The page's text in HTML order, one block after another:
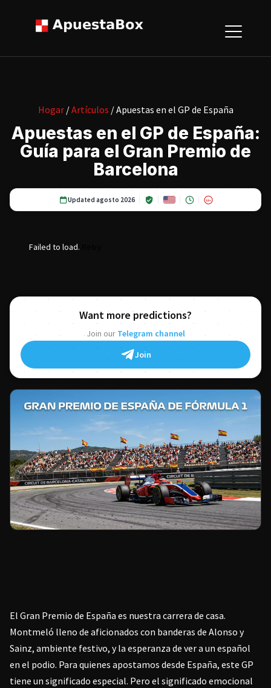
Hogar/Artículos / Apuestas en el GP de España
Apuestas en el GP de España:
Guía para el Gran Premio de
Barcelona
Updated agosto 2026 18+
Failed to load.
Want more predictions?
Join our Telegram channel
Join
El Gran Premio de España es nuestra carrera de casa.
Montmeló lleno de aficionados con banderas de Alonso y
Sainz, ambiente festivo, y la esperanza de ver a un español
en el podio. Para quienes apostamos desde España, este GP
tiene un significado especial. Pero el significado emocional